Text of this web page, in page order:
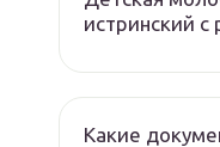
истринский с
Какие